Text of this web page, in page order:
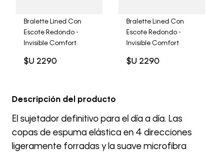
Bralette Lined Con
Escote Redondo -
Invisible Comfort
$U 2290
Bralette Lined Con
Escote Redondo -
Invisible Comfort
$U 2290
Descripción del producto
El sujetador definitivo para el día a día. Las
copas de espuma elástica en 4 direcciones
ligeramente forradas y la suave microfibra